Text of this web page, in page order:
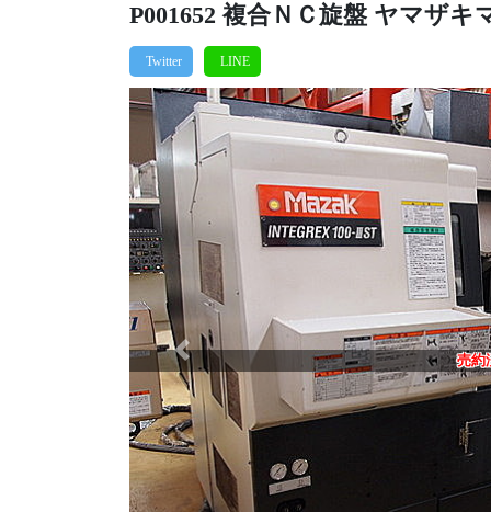
P001652 複合ＮＣ旋盤 ヤマザ
売約
Previous